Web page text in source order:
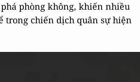
phòng không, khiến nhiều
trong chiến dịch quân sự hiện